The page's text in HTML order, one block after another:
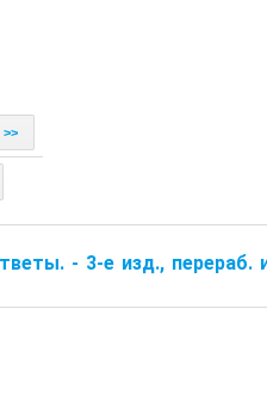
>>
- 3-е изд., перераб.